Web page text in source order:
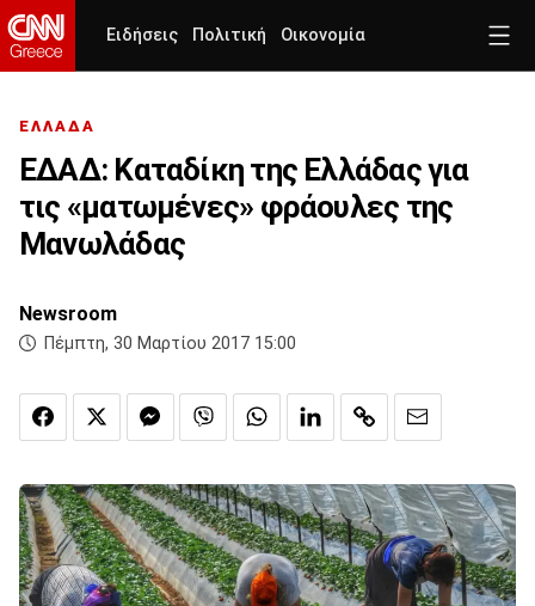
Ειδήσεις Πολιτική Οικονομία
ΕΛΛΑΔΑ
ΕΔΑΔ: Καταδίκη της Ελλάδας για
τις «ματωμένες» φράουλες της
Μανωλάδας
Newsroom
Πέμπτη, 30 Μαρτίου 2017 15:00